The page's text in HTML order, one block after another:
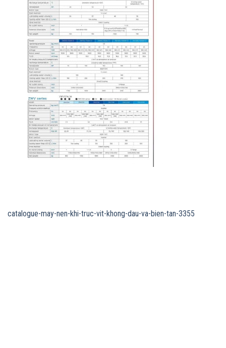
catalogue-may-nen-khi-truc-vit-khong-dau-va-bien-tan-3355